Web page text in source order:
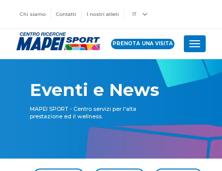
Chi siamo Contatti I nostri atleti IT
PRENOTA UNA VISITA Toggle
Eventi e News
MAPEI SPORT - Centro servizi per l'alta
prestazione ed il wellness.